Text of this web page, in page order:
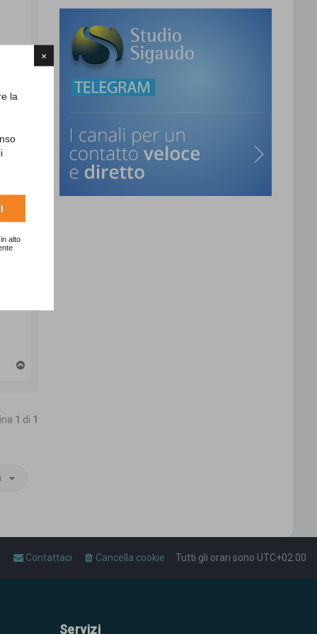
×
la
alto
1 di 1
Tutti gli orari sono UTC+02:00
Cancella cookie
Contattaci
Servizi